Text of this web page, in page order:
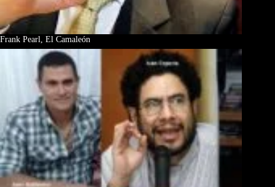
Frank Pearl, El Camaleón